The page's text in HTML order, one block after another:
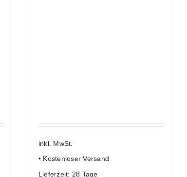
inkl. MwSt.
• Kostenloser Versand
Lieferzeit: 28 Tage